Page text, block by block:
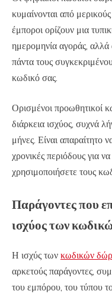
κυμαίνονται από
έμποροι ορίζουν μια
ημερομηνία αγοράς, αλλά
πάντα τους
κωδικό σας.
Ορισμένοι προωθητικοί
διάρκεια ισχύος, συχνά
μήνες. Είναι απαραίτητο
χρονικές περιόδους για
χρησιμοποιήσετε τους
Παράγοντες που
ισχύος των
Η ισχύς των κωδικών
αρκετούς παράγοντες,
του εμπόρου, του τύπου